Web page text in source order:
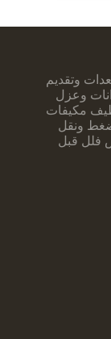
وتقديم
وعزل
مكيفات
ونقل
فلل قبل